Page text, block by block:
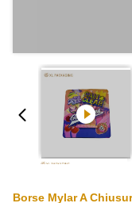
Borse Mylar A